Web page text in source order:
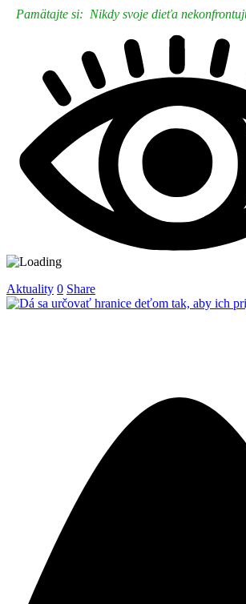
Pamätajte si: Nikdy svoje dieťa
Aktuality 0 Share